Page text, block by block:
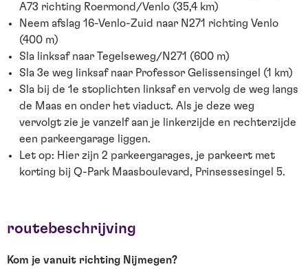
A73 richting Roermond/Venlo (35,4 km)
Neem afslag 16-Venlo-Zuid naar N271 richting Venlo
(400 m)
Sla linksaf naar Tegelseweg/N271 (600 m)
Sla 3e weg linksaf naar Professor Gelissensingel (1 km)
Sla bij de 1e stoplichten linksaf en vervolg de weg langs
de Maas en onder het viaduct. Als je deze weg
vervolgt zie je vanzelf aan je linkerzijde en rechterzijde
een parkeergarage liggen.
Let op: Hier zijn 2 parkeergarages, je parkeert met
korting bij Q-Park Maasboulevard, Prinsessesingel 5.
routebeschrijving
Kom je vanuit richting Nijmegen?